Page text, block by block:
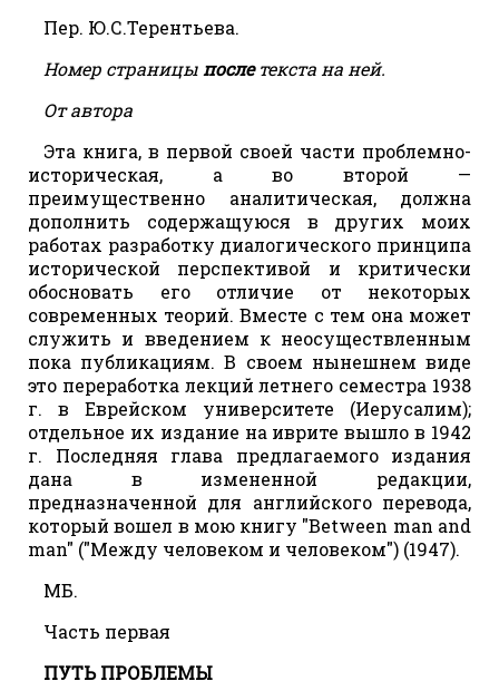
Пер. Ю.С.Терентьева.
Номер страницы после текста на ней.
От автора
Эта книга, в первой своей части проблемно-
историческая, а во второй —
преимущественно аналитическая, должна
дополнить содержащуюся в других моих
работах разработку диалогического принципа
исторической перспективой и критически
обосновать его отличие от некоторых
современных теорий. Вместе с тем она может
служить и введением к неосуществленным
пока публикациям. В своем нынешнем виде
это переработка лекций летнего семестра 1938
г. в Еврейском университете (Иерусалим);
отдельное их издание на иврите вышло в 1942
г. Последняя глава предлагаемого издания
дана в измененной редакции,
предназначенной для английского перевода,
который вошел в мою книгу "Between man and
man" ("Между человеком и человеком") (1947).
МБ.
Часть первая
ПУТЬ ПРОБЛЕМЫ